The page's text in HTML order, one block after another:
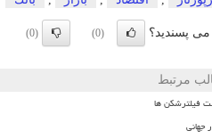
پسندید؟ (0)
(0)
مرتبط
فیلترشکن ها
جهانی